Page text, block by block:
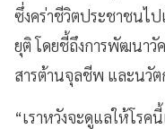
ซึ่งคร่าชีวิตประชาชนไ
ยุติ โดยชี้ถึงการพัฒนาวั
สารต้านจุลชีพ และนวัต
“เราหวังจะดูแลให้โร